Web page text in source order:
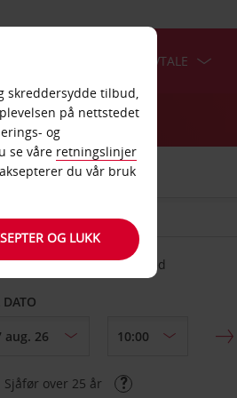
BEDRIFTSAVTALE
FRA
Velg et annet leveringssted
DATO
Sjåfør over 25 år
skreddersydde tilbud,
på nettstedet
og
se våre retningslinjer
du vår bruk
OG LUKK